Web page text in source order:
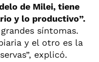
de Milei, tiene
y lo productivo”.
síntomas.
y el otro es la
explicó.